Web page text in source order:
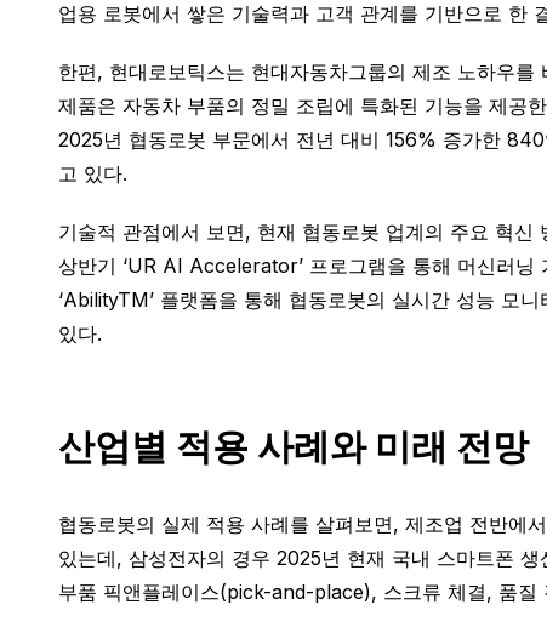
업용 로봇에서 쌓은 기술력과 고객 관계를 기반으로 한
한편, 현대로보틱스는 현대자동차그룹의 제조 노하우
제품은 자동차 부품의 정밀 조립에 특화된 기능을 제공
2025년 협동로봇 부문에서 전년 대비 156% 증가한
고 있다.
기술적 관점에서 보면, 현재 협동로봇 업계의 주요 혁
상반기 ‘UR AI Accelerator’ 프로그램을 통해 머신러
‘AbilityTM’ 플랫폼을 통해 협동로봇의 실시간 성능 모
있다.
산업별 적용 사례와 미래 전망
협동로봇의 실제 적용 사례를 살펴보면, 제조업 전반에
있는데, 삼성전자의 경우 2025년 현재 국내 스마트폰
부품 픽앤플레이스(pick-and-place), 스크류 체결, 품질